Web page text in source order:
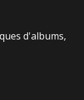
d'albums,